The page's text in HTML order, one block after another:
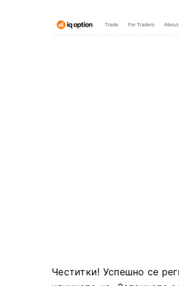
Честитки! Успешно се